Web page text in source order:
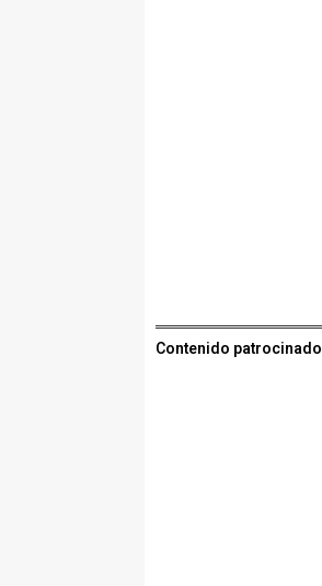
Contenido patrocinado